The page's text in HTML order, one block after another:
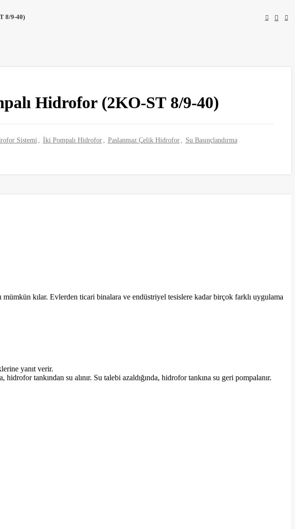
8/9-40)
Hidrofor (2KO-ST 8/9-40)
Sistemi İki Pompalı Hidrofor Paslanmaz Çelik Hidrofor Su Basınçlandırma
kılar. Evlerden ticari binalara ve endüstriyel tesislere kadar birçok farklı uygulama
yanıt verir.
hidrofor tankından su alınır. Su talebi azaldığında, hidrofor tankına su geri pompalanır.